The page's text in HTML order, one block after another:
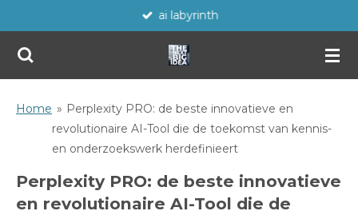
naar
de
ai labyrinth
Home » Perplexity PRO: de beste innovatieve en
revolutionaire AI-Tool die de toekomst van kennis-
en onderzoekswerk herdefinieert
Perplexity PRO: de beste innovatieve
en revolutionaire AI-Tool die de